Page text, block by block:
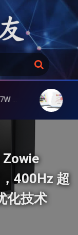
搜
索
大上
Zowie
400Hz 超
化技术